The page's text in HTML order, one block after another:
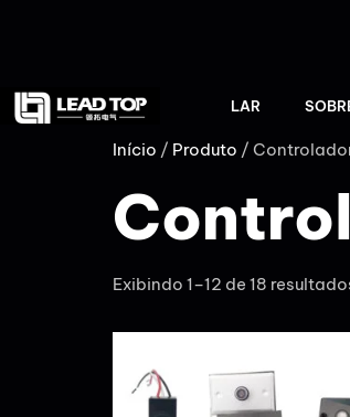
LAR
Início / Produto /
Exibindo 1–12 de 18